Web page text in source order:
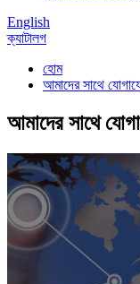
English
ক্যাটালগ
হোম
আমাদের সাথে
আমাদের সাথে